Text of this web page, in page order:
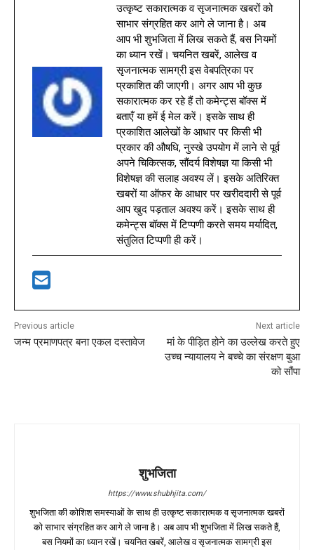
उत्कृष्ट सकारात्मक व सृजनात्मक खबरों को
साभार संग्रहित कर आगे ले जाना है। अब
आप भी शुभजिता में लिख सकते हैं, बस नियमों
का ध्यान रखें। चयनित खबरें, आलेख व
सृजनात्मक सामग्री इस वेबपत्रिका पर
प्रकाशित की जाएगी। अगर आप भी कुछ
सकारात्मक कर रहे हैं तो कमेन्ट्स बॉक्स में
बताएँ या हमें ई मेल करें। इसके साथ ही
प्रकाशित आलेखों के आधार पर किसी भी
प्रकार की औषधि, नुस्खे उपयोग में लाने से पूर्व
अपने चिकित्सक, सौंदर्य विशेषज्ञ या किसी भी
विशेषज्ञ की सलाह अवश्य लें। इसके अतिरिक्त
खबरों या ऑफर के आधार पर खरीददारी से पूर्व
आप खुद पड़ताल अवश्य करें। इसके साथ ही
कमेन्ट्स बॉक्स में टिप्पणी करते समय मर्यादित,
संतुलित टिप्पणी ही करें।
Previous article
जन्म प्रमाणपत्र बना एकल दस्तावेज
Next article
मां के पीड़ित होने का उल्लेख करते हुए
उच्च न्यायालय ने बच्चे का संरक्षण बुआ
को सौंपा
शुभजिता
https://www.shubhjita.com/
शुभजिता की कोशिश समस्याओं के साथ ही उत्कृष्ट सकारात्मक व सृजनात्मक खबरों
को साभार संग्रहित कर आगे ले जाना है। अब आप भी शुभजिता में लिख सकते हैं,
बस नियमों का ध्यान रखें। चयनित खबरें, आलेख व सृजनात्मक सामग्री इस